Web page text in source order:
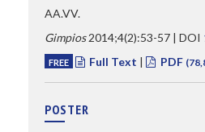
AA.VV.
Gimpios2014;4(2):53-57 | DOI
FREE Full Text | PDF
POSTER